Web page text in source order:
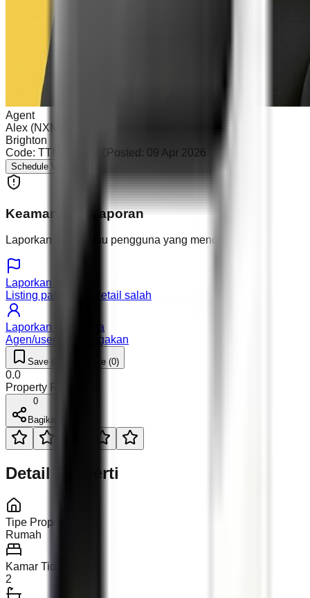
Agent
Alex (NXMJ)
Brighton
Code: TTM0 - RNTZ Posted: 09 Apr 2026
Schedule Viewing
Keamanan & Laporan
Laporkan listing atau pengguna yang mencurigakan.
Laporkan listing
Listing palsu atau detail salah
Laporkan pengguna
Agen/user mencurigakan
Save ( Like (0)
0.0
Property Rating (
0
Bagikan
Detail Properti
Tipe Properti
Rumah
Kamar Tidur
2